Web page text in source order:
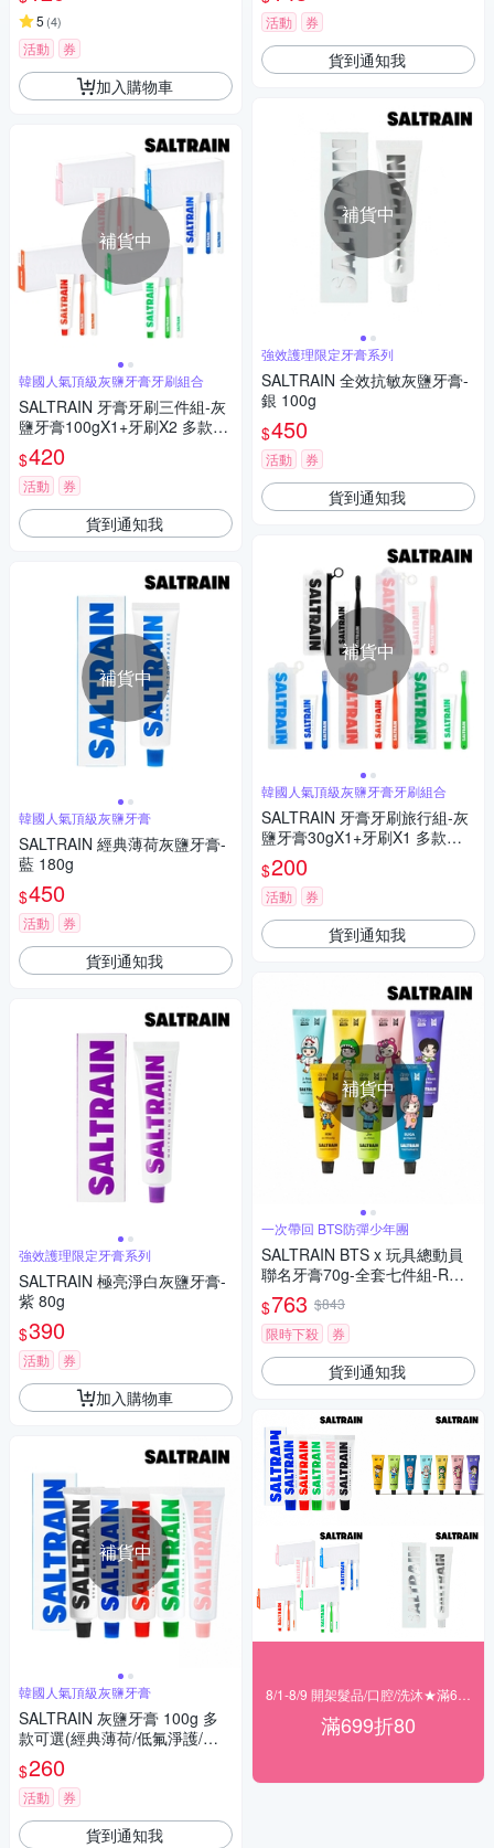
5 (4)
活動 券
加入購物車
補貨中
韓國人氣頂級灰鹽牙膏牙刷組合
SALTRAIN 牙膏牙刷三件組-灰
鹽牙膏100gX1+牙刷X2 多款可
選 (經典薄荷/低氟淨護/積雪草
修護/清恬香檸)
$420
活動 券
貨到通知我
補貨中
韓國人氣頂級灰鹽牙膏
SALTRAIN 經典薄荷灰鹽牙膏-
藍 180g
$450
活動 券
貨到通知我
強效護理限定牙膏系列
SALTRAIN 極亮淨白灰鹽牙膏-
紫 80g
$390
活動 券
加入購物車
補貨中
韓國人氣頂級灰鹽牙膏
SALTRAIN 灰鹽牙膏 100g 多
款可選(經典薄荷/低氟淨護/積
雪草修護/清恬香檸/強效薄荷)
$260
活動 券
貨到通知我
活動 券
貨到通知我
補貨中
強效護理限定牙膏系列
SALTRAIN 全效抗敏灰鹽牙膏-
銀 100g
$450
活動 券
貨到通知我
補貨中
韓國人氣頂級灰鹽牙膏牙刷組合
SALTRAIN 牙膏牙刷旅行組-灰
鹽牙膏30gX1+牙刷X1 多款可
選 (經典薄荷/低氟淨護/積雪草
修護/清恬香檸/強效薄荷)
$200
活動 券
貨到通知我
補貨中
一次帶回 BTS防彈少年團
SALTRAIN BTS x 玩具總動員
聯名牙膏70g-全套七件組-RM/J
in/SUGA/j-hop/Jimin/V/Jung K
ook
$763 $843
限時下殺
券
貨到通知我
滿699折80